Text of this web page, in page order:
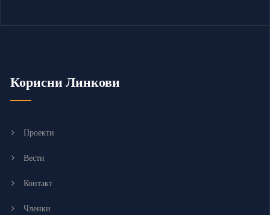
Корисни Линкови
Проекти
Вести
Контакт
Членки